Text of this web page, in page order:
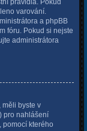
varování.
a phpBB
fóru. Pokud si nejste
administrátora
měli byste v
pro nahlášení
pomocí kterého